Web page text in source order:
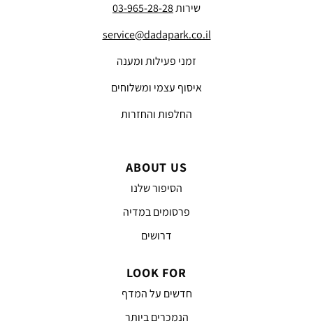
שירות03-965-28-28
service@dadapark.co.il
זמני פעילות ומענה
איסוף עצמי ומשלוחים
החלפות והחזרות
ABOUT US
הסיפור שלנו
פרסומים במדיה
דרושים
LOOK FOR
חדשים על המדף
הנמכרים ביותר